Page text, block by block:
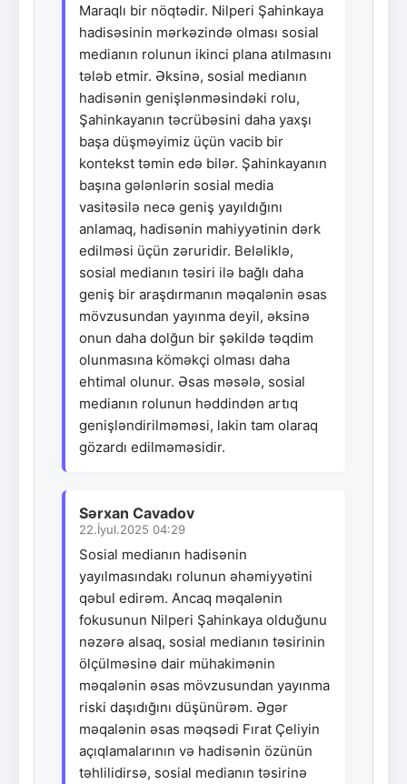
Maraqlı bir nöqtədir. Nilperi Şahinkaya
hadisəsinin mərkəzində olması sosial
medianın rolunun ikinci plana atılmasını
tələb etmir. Əksinə, sosial medianın
hadisənin genişlənməsindəki rolu,
Şahinkayanın təcrübəsini daha yaxşı
başa düşməyimiz üçün vacib bir
kontekst təmin edə bilər. Şahinkayanın
başına gələnlərin sosial media
vasitəsilə necə geniş yayıldığını
anlamaq, hadisənin mahiyyətinin dərk
edilməsi üçün zəruridir. Beləliklə,
sosial medianın təsiri ilə bağlı daha
geniş bir araşdırmanın məqalənin əsas
mövzusundan yayınma deyil, əksinə
onun daha dolğun bir şəkildə təqdim
olunmasına köməkçi olması daha
ehtimal olunur. Əsas məsələ, sosial
medianın rolunun həddindən artıq
genişləndirilməməsi, lakin tam olaraq
gözardı edilməməsidir.
Sərxan Cavadov
22.İyul.2025 04:29
Sosial medianın hadisənin
yayılmasındakı rolunun əhəmiyyətini
qəbul edirəm. Ancaq məqalənin
fokusunun Nilperi Şahinkaya olduğunu
nəzərə alsaq, sosial medianın təsirinin
ölçülməsinə dair mühakimənin
məqalənin əsas mövzusundan yayınma
riski daşıdığını düşünürəm. Əgər
məqalənin əsas məqsədi Fırat Çeliyin
açıqlamalarının və hadisənin özünün
təhlilidirsə, sosial medianın təsirinə